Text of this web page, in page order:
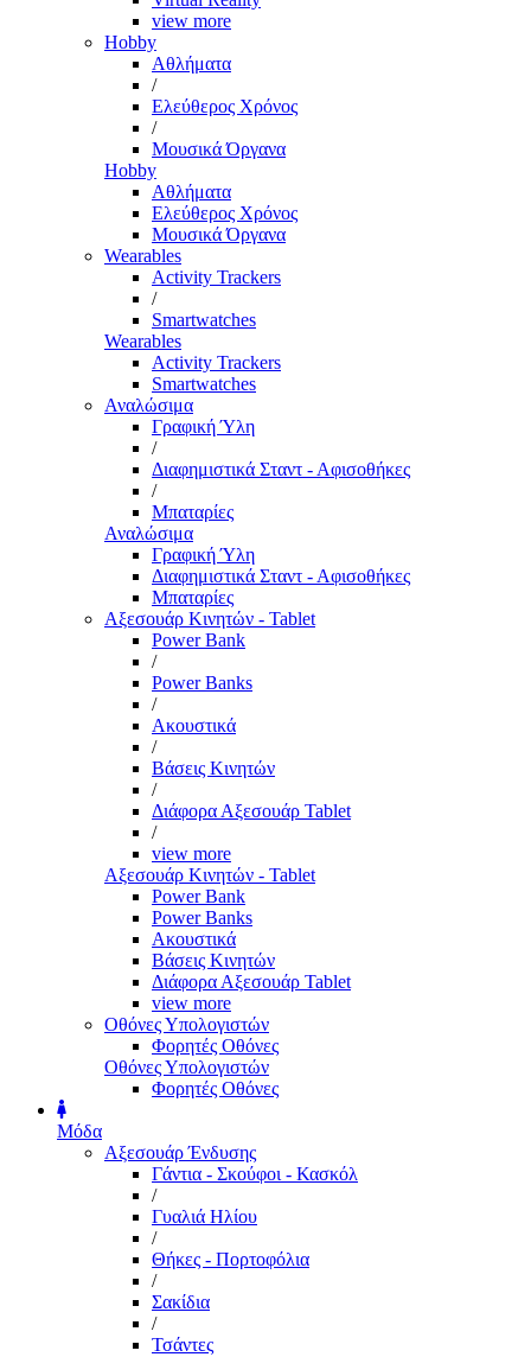
view more
Hobby
Αθλήματα
/
Ελεύθερος Χρόνος
/
Μουσικά Όργανα
Hobby
Αθλήματα
Ελεύθερος Χρόνος
Μουσικά Όργανα
Wearables
Activity Trackers
/
Smartwatches
Wearables
Activity Trackers
Smartwatches
Αναλώσιμα
Γραφική Ύλη
/
Διαφημιστικά Σταντ - Αφισοθήκες
/
Μπαταρίες
Αναλώσιμα
Γραφική Ύλη
Διαφημιστικά Σταντ - Αφισοθήκες
Μπαταρίες
Αξεσουάρ Κινητών - Tablet
Power Bank
/
Power Banks
/
Ακουστικά
/
Βάσεις Κινητών
/
Διάφορα Αξεσουάρ Tablet
/
view more
Αξεσουάρ Κινητών - Tablet
Power Bank
Power Banks
Ακουστικά
Βάσεις Κινητών
Διάφορα Αξεσουάρ Tablet
view more
Οθόνες Υπολογιστών
Φορητές Οθόνες
Οθόνες Υπολογιστών
Φορητές Οθόνες
Μόδα
Αξεσουάρ Ένδυσης
Γάντια - Σκούφοι - Κασκόλ
/
Γυαλιά Ηλίου
/
Θήκες - Πορτοφόλια
/
Σακίδια
/
Τσάντες